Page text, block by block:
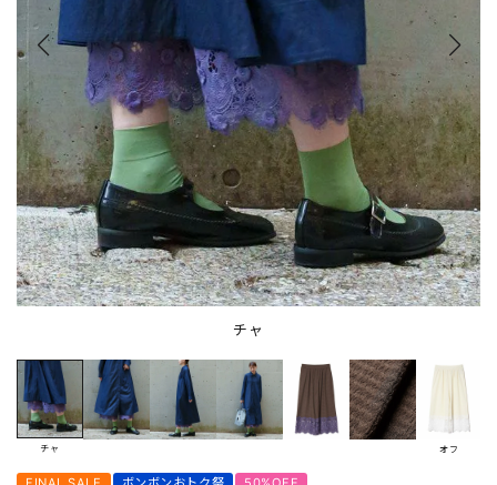
チャ
チャ オフ